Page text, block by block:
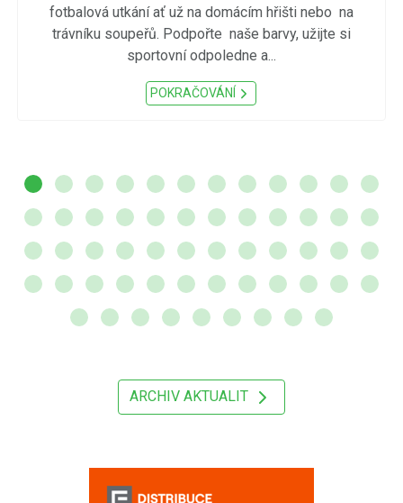
fotbalová utkání ať už na domácím hřišti nebo na
trávníku soupeřů. Podpořte naše barvy, užijte si
sportovní odpoledne a...
POKRAČOVÁNÍ
ARCHIV AKTUALIT